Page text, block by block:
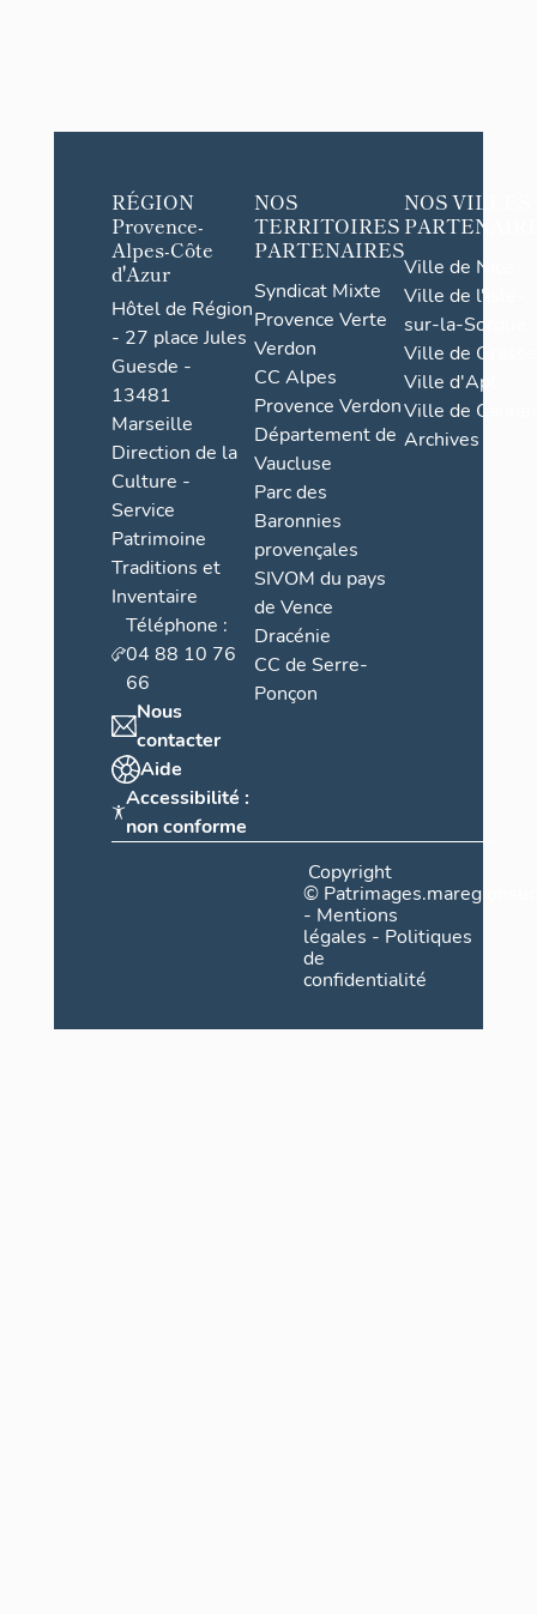
RÉGION
Provence-
Alpes-Côte
d'Azur
Hôtel de Région
- 27 place Jules
Guesde -
13481
Marseille
Direction de la
Culture -
Service
Patrimoine
Traditions et
Inventaire
Téléphone :
04 88 10 76
66
Nous
contacter
Aide
Accessibilité :
non conforme
NOS
TERRITOIRES
PARTENAIRES
Syndicat Mixte
Provence Verte
Verdon
CC Alpes
Provence Verdon
Département de
Vaucluse
Parc des
Baronnies
provençales
SIVOM du pays
de Vence
Dracénie
CC de Serre-
Ponçon
NOS VILLES
Ville de Nice
Ville de l'Isle-
sur-la-Sorgue
Ville de Grasse
Ville d'Apt
Ville de
Archives
Copyright
©
- Mentions
légales - Politiques
de
confidentialité